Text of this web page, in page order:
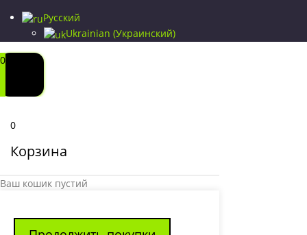
Русский
Ukrainian (Украинский)
0
0
Корзина
Ваш кошик пустий